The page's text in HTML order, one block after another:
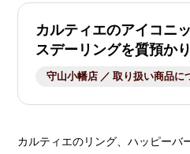
カルティエのアイコニ
スデーリングを質預か
守山小幡店 ／ 取り扱い商品に
カルティエのリング、ハッピーバ